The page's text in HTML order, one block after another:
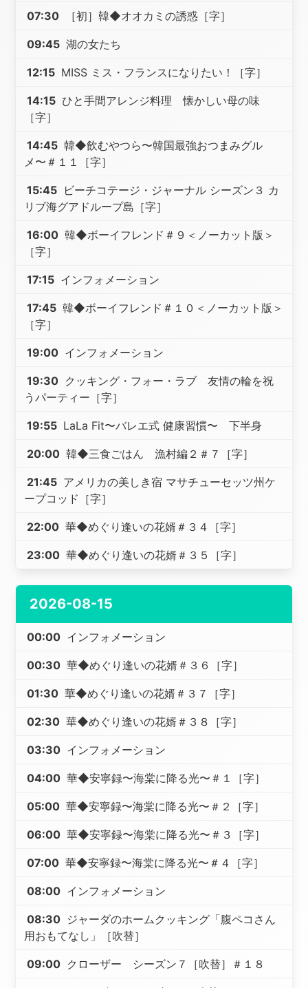
07:30 ［初］韓◆オオカミの誘惑［字］
09:45 湖の女たち
12:15 MISS ミス・フランスになりたい！［字］
14:15 ひと手間アレンジ料理 懐かしい母の味
［字］
14:45 韓◆飲むやつら〜韓国最強おつまみグル
メ〜＃１１［字］
15:45 ビーチコテージ・ジャーナル シーズン３ カ
リブ海グアドループ島［字］
16:00 韓◆ボーイフレンド＃９＜ノーカット版＞
［字］
17:15 インフォメーション
17:45 韓◆ボーイフレンド＃１０＜ノーカット版＞
［字］
19:00 インフォメーション
19:30 クッキング・フォー・ラブ 友情の輪を祝
うパーティー［字］
19:55 LaLa Fit〜バレエ式 健康習慣〜 下半身
20:00 韓◆三食ごはん 漁村編２＃７［字］
21:45 アメリカの美しき宿 マサチューセッツ州ケ
ープコッド［字］
22:00 華◆めぐり逢いの花婿＃３４［字］
23:00 華◆めぐり逢いの花婿＃３５［字］
2026-08-15
00:00 インフォメーション
00:30 華◆めぐり逢いの花婿＃３６［字］
01:30 華◆めぐり逢いの花婿＃３７［字］
02:30 華◆めぐり逢いの花婿＃３８［字］
03:30 インフォメーション
04:00 華◆安寧録〜海棠に降る光〜＃１［字］
05:00 華◆安寧録〜海棠に降る光〜＃２［字］
06:00 華◆安寧録〜海棠に降る光〜＃３［字］
07:00 華◆安寧録〜海棠に降る光〜＃４［字］
08:00 インフォメーション
08:30 ジャーダのホームクッキング「腹ペコさん
用おもてなし」［吹替］
09:00 クローザー シーズン７［吹替］＃１８